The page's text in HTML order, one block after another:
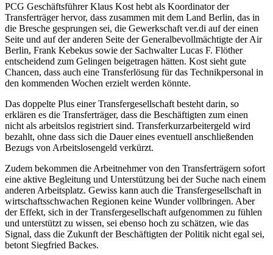
PCG Geschäftsführer Klaus Kost hebt als Koordinator der
Transferträger hervor, dass zusammen mit dem Land Berlin, das in
die Bresche gesprungen sei, die Gewerkschaft ver.di auf der einen
Seite und auf der anderen Seite der Generalbevollmächtigte der Air
Berlin, Frank Kebekus sowie der Sachwalter Lucas F. Flöther
entscheidend zum Gelingen beigetragen hätten. Kost sieht gute
Chancen, dass auch eine Transferlösung für das Technikpersonal in
den kommenden Wochen erzielt werden könnte.
Das doppelte Plus einer Transfergesellschaft besteht darin, so
erklären es die Transferträger, dass die Beschäftigten zum einen
nicht als arbeitslos registriert sind. Transferkurzarbeitergeld wird
bezahlt, ohne dass sich die Dauer eines eventuell anschließenden
Bezugs von Arbeitslosengeld verkürzt.
Zudem bekommen die Arbeitnehmer von den Transferträgern sofort
eine aktive Begleitung und Unterstützung bei der Suche nach einem
anderen Arbeitsplatz. Gewiss kann auch die Transfergesellschaft in
wirtschaftsschwachen Regionen keine Wunder vollbringen. Aber
der Effekt, sich in der Transfergesellschaft aufgenommen zu fühlen
und unterstützt zu wissen, sei ebenso hoch zu schätzen, wie das
Signal, dass die Zukunft der Beschäftigten der Politik nicht egal sei,
betont Siegfried Backes.